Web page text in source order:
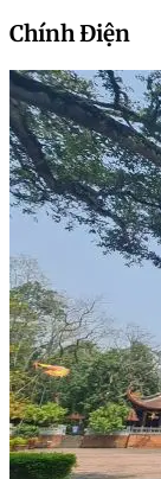
Chính Điện